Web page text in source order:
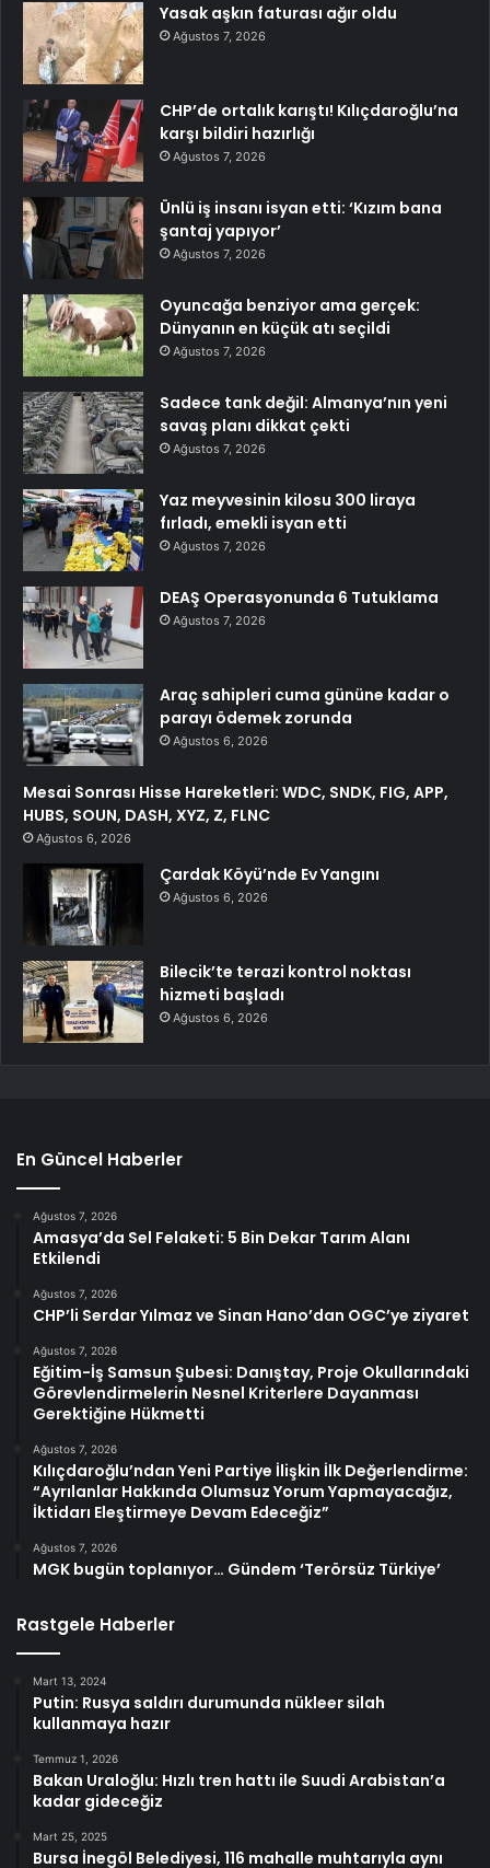
Yasak aşkın faturası ağır oldu
Ağustos 7, 2026
CHP’de ortalık karıştı! Kılıçdaroğlu’na
karşı bildiri hazırlığı
Ağustos 7, 2026
Ünlü iş insanı isyan etti: ‘Kızım bana
şantaj yapıyor’
Ağustos 7, 2026
Oyuncağa benziyor ama gerçek:
Dünyanın en küçük atı seçildi
Ağustos 7, 2026
Sadece tank değil: Almanya’nın yeni
savaş planı dikkat çekti
Ağustos 7, 2026
Yaz meyvesinin kilosu 300 liraya
fırladı, emekli isyan etti
Ağustos 7, 2026
DEAŞ Operasyonunda 6 Tutuklama
Ağustos 7, 2026
Araç sahipleri cuma gününe kadar o
parayı ödemek zorunda
Ağustos 6, 2026
Mesai Sonrası Hisse Hareketleri: WDC, SNDK, FIG, APP,
HUBS, SOUN, DASH, XYZ, Z, FLNC
Ağustos 6, 2026
Çardak Köyü’nde Ev Yangını
Ağustos 6, 2026
Bilecik’te terazi kontrol noktası
hizmeti başladı
Ağustos 6, 2026
En Güncel Haberler
Ağustos 7, 2026
Amasya’da Sel Felaketi: 5 Bin Dekar Tarım Alanı
Etkilendi
Ağustos 7, 2026
CHP’li Serdar Yılmaz ve Sinan Hano’dan OGC’ye ziyaret
Ağustos 7, 2026
Eğitim-İş Samsun Şubesi: Danıştay, Proje Okullarındaki
Görevlendirmelerin Nesnel Kriterlere Dayanması
Gerektiğine Hükmetti
Ağustos 7, 2026
Kılıçdaroğlu’ndan Yeni Partiye İlişkin İlk Değerlendirme:
“Ayrılanlar Hakkında Olumsuz Yorum Yapmayacağız,
İktidarı Eleştirmeye Devam Edeceğiz”
Ağustos 7, 2026
MGK bugün toplanıyor… Gündem ‘Terörsüz Türkiye’
Rastgele Haberler
Mart 13, 2024
Putin: Rusya saldırı durumunda nükleer silah
kullanmaya hazır
Temmuz 1, 2026
Bakan Uraloğlu: Hızlı tren hattı ile Suudi Arabistan’a
kadar gideceğiz
Mart 25, 2025
Bursa İnegöl Belediyesi, 116 mahalle muhtarıyla aynı